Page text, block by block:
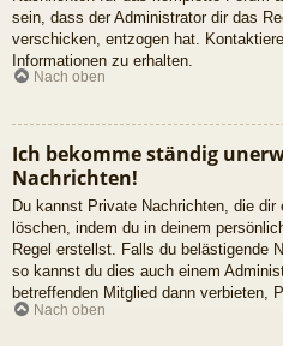
sein, dass der Administrator dir das
verschicken, entzogen hat.
Informationen zu erhalten.
Nach oben
Ich bekomme ständig
Nachrichten!
Du kannst Private Nachrichten, die
löschen, indem du in deinem
Regel erstellst. Falls du belästigende
so kannst du dies auch einem
betreffenden Mitglied dann verbieten,
Nach oben